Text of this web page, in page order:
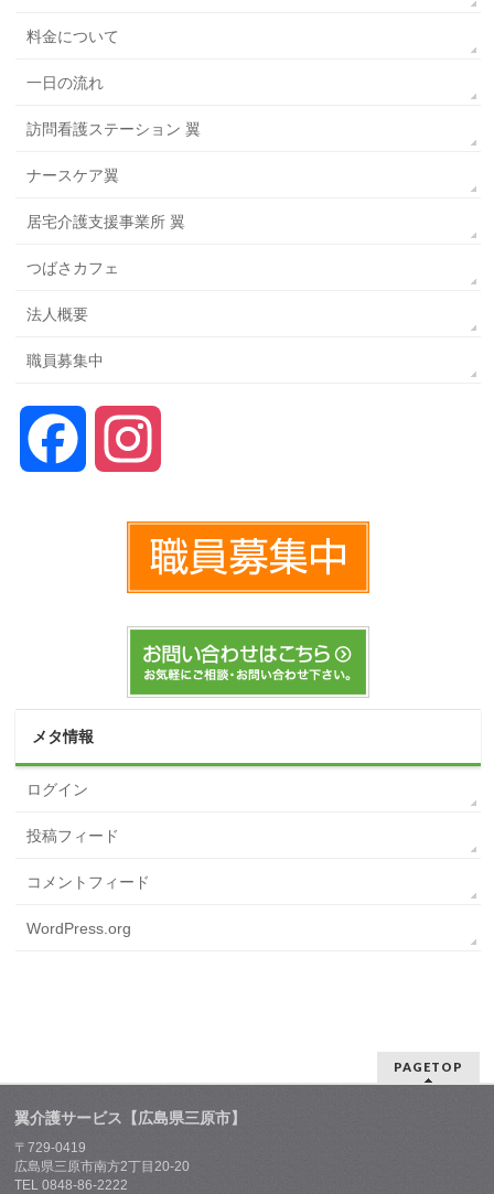
料金について
一日の流れ
訪問看護ステーション 翼
ナースケア翼
居宅介護支援事業所 翼
つばさカフェ
法人概要
職員募集中
Facebook
メタ情報
ログイン
投稿フィード
コメントフィード
WordPress.org
PAGETOP
翼介護サービス【広島県三原市】
〒729-0419
広島県三原市南方2丁目20-20
TEL 0848-86-2222